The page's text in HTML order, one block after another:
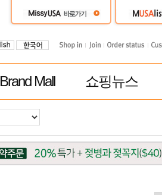
Brand Mall 쇼핑뉴스